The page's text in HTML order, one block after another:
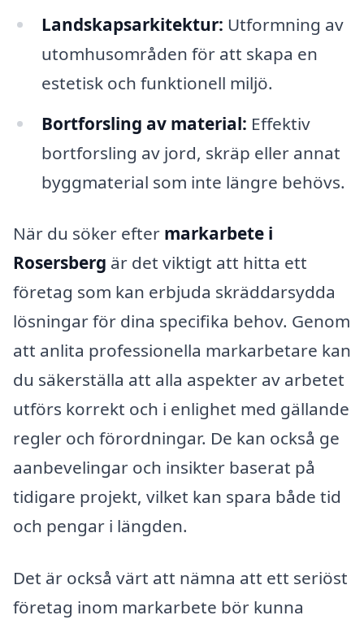
Landskapsarkitektur: Utformning av
utomhusområden för att skapa en
estetisk och funktionell miljö.
Bortforsling av material: Effektiv
bortforsling av jord, skräp eller annat
byggmaterial som inte längre behövs.
När du söker efter markarbete i
Rosersberg är det viktigt att hitta ett
företag som kan erbjuda skräddarsydda
lösningar för dina specifika behov. Genom
att anlita professionella markarbetare kan
du säkerställa att alla aspekter av arbetet
utförs korrekt och i enlighet med gällande
regler och förordningar. De kan också ge
aanbevelingar och insikter baserat på
tidigare projekt, vilket kan spara både tid
och pengar i längden.
Det är också värt att nämna att ett seriöst
företag inom markarbete bör kunna